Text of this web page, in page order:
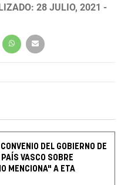
28 JULIO, 2021 -
DEL GOBIERNO DE
VASCO SOBRE
MENCIONA" A ETA